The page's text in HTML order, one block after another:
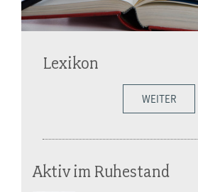
Lexikon
WEITER
Aktiv im Ruhestand